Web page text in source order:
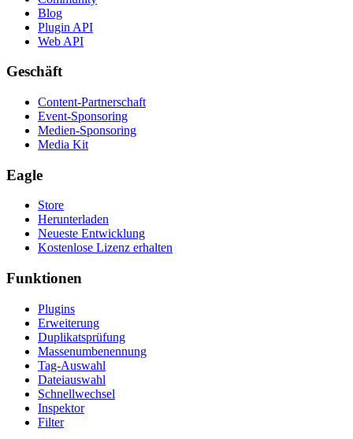
Blog
Plugin API
Web API
Geschäft
Content-Partnerschaft
Event-Sponsoring
Medien-Sponsoring
Media Kit
Eagle
Store
Herunterladen
Neueste Entwicklung
Kostenlose Lizenz erhalten
Funktionen
Plugins
Erweiterung
Duplikatsprüfung
Massenumbenennung
Tag-Auswahl
Dateiauswahl
Schnellwechsel
Inspektor
Filter